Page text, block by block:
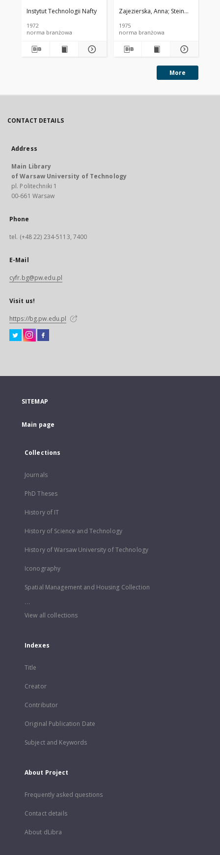
Instytut Technologii Nafty
1972
norma branżowa
Zajezierska, Anna Steinmec,
1975
norma branżowa
More
CONTACT DETAILS
Address
Main Library
of Warsaw University of Technology
pl. Politechniki 1
00-661 Warsaw
Phone
tel. (+48 22) 234-5113, 7400
E-Mail
cyfr.bg@pw.edu.pl
Visit us!
https://bg.pw.edu.pl
SITEMAP
Main page
Collections
Journals
PhD Theses
History of IT
History of Science and Technology
History of Warsaw University of Technology
Iconography
Spatial Management and Housing Collection
...
View all collections
Indexes
Title
Creator
Contributor
Original Publication Date
Subject and Keywords
About Project
Frequently asked questions
Contact details
About dLibra